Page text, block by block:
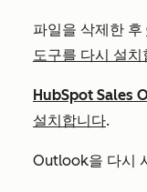
파일을 삭제한 후
도구를 다시 설치
HubSpot Sales
설치합니다.
Outlook을 다시